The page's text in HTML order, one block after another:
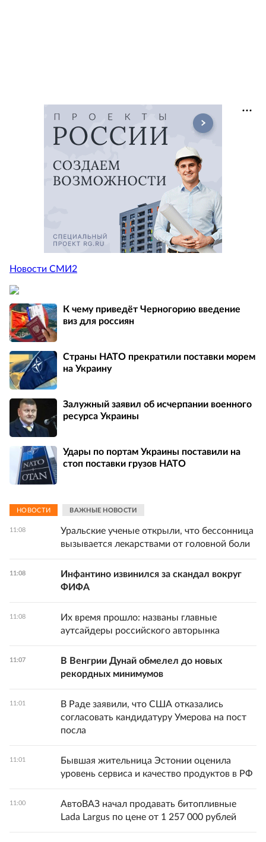
Новости СМИ2
К чему приведёт Черногорию введение
виз для россиян
Страны НАТО прекратили поставки морем
на Украину
Залужный заявил об исчерпании военного
ресурса Украины
Удары по портам Украины поставили на
стоп поставки грузов НАТО
НОВОСТИ ВАЖНЫЕ НОВОСТИ
11:08
Уральские ученые открыли, что бессонница
вызывается лекарствами от головной боли
11:08
Инфантино извинился за скандал вокруг
ФИФА
11:08
Их время прошло: названы главные
аутсайдеры российского авторынка
11:07
В Венгрии Дунай обмелел до новых
рекордных минимумов
11:01
В Раде заявили, что США отказались
согласовать кандидатуру Умерова на пост
посла
11:01
Бывшая жительница Эстонии оценила
уровень сервиса и качество продуктов в РФ
11:00
АвтоВАЗ начал продавать битопливные
Lada Largus по цене от 1 257 000 рублей